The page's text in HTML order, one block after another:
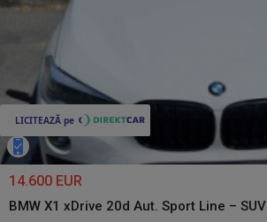
14.600 EUR
BMW X1 xDrive 20d Aut. Sport Line – SUV